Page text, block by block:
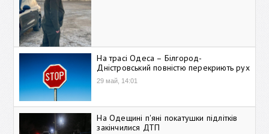
На трасі Одеса – Білгород-
Дністровський повністю перекриють рух
29 май, 14:01
На Одещині п'яні покатушки підлітків
закінчилися ДТП